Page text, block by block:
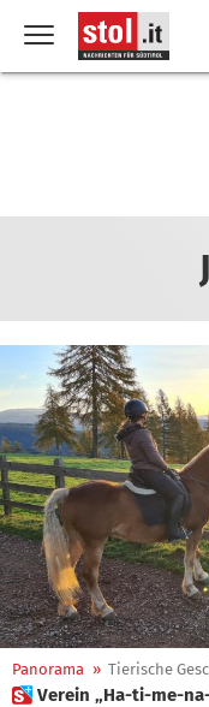
Panorama » Tierische
 Verein „Ha-ti-me-